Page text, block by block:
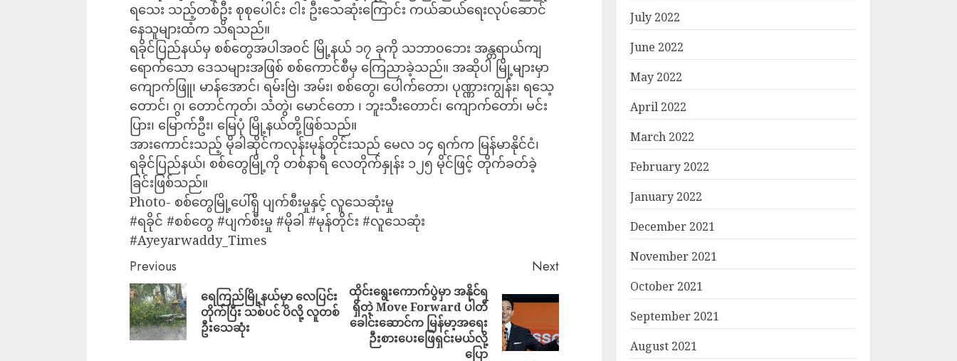
ရသေး သည့်တစ်ဦး စုစုပေါင်း ငါး ဦးသေဆုံးကြောင်း ကယ်ဆယ်ရေးလုပ်ဆောင်
နေသူများထံက သိရသည်။
ရခိုင်ပြည်နယ်မှ စစ်တွေအပါအ၀င် မြို့နယ် ၁၇ ခုကို သဘာ၀ဘေး အန္တရာယ်ကျ
ရောက်သော ဒေသများအဖြစ် စစ်ကောင်စီမှ ကြေညာခဲ့သည်။ အဆိုပါ မြို့များမှာ
ကျောက်ဖြူ၊ မာန်အောင်၊ ရမ်းဗြဲ၊ အမ်း၊ စစ်တွေ၊ ပေါက်တော၊ ပုဏ္ဏားကျွန်း၊ ရသေ့
တောင်၊ ဂွ၊ တောင်ကုတ်၊ သံတွဲ၊ မောင်တော ၊ ဘူးသီးတောင်၊ ကျောက်တော်၊ မင်း
ပြား၊ မြောက်ဦး၊ မြေပုံ မြို့နယ်တို့ဖြစ်သည်။
အားကောင်းသည့် မိုခါဆိုင်ကလုန်းမုန်တိုင်းသည် မေလ ၁၄ ရက်က မြန်မာနိုင်ငံ၊
ရခိုင်ပြည်နယ်၊ စစ်တွေမြို့ကို တစ်နာရီ လေတိုက်နှုန်း ၁၂၅ မိုင်ဖြင့် တိုက်ခတ်ခဲ့
ခြင်းဖြစ်သည်။
Photo- စစ်တွေမြို့ပေါ်ရှိ ပျက်စီးမှုနှင့် လူသေဆုံးမှု
#ရခိုင် #စစ်တွေ #ပျက်စီးမှု #မိုခါ #မုန်တိုင်း #လူသေဆုံး
#Ayeyarwaddy_Times
Previous
ရေကြည်မြို့နယ်မှာ လေပြင်း
တိုက်ပြီး သစ်ပင် ပိလို့ လူတစ်
ဦးသေဆုံး
Next
ထိုင်းရွေးကောက်ပွဲမှာ အနိုင်ရ
ရှိတဲ့ Move Forward ပါတီ
ခေါင်းဆောင်က မြန်မာ့အရေး
ဉီးစားပေးဖြေရှင်းမယ်လို့
ပြော
July 2022
June 2022
May 2022
April 2022
March 2022
February 2022
January 2022
December 2021
November 2021
October 2021
September 2021
August 2021